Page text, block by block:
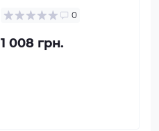
0
1 008 грн.